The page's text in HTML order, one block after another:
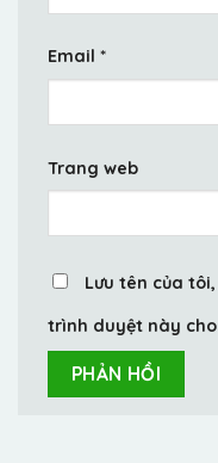
Email *
Trang web
Lưu tên của
trình duyệt này